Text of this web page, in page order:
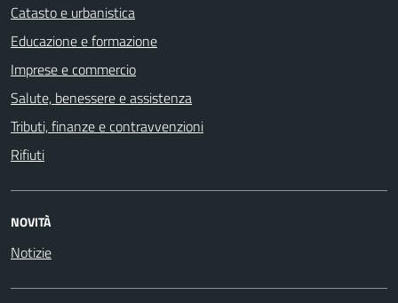
Catasto e urbanistica
Educazione e formazione
Imprese e commercio
Salute, benessere e assistenza
Tributi, finanze e contravvenzioni
Rifiuti
NOVITÀ
Notizie